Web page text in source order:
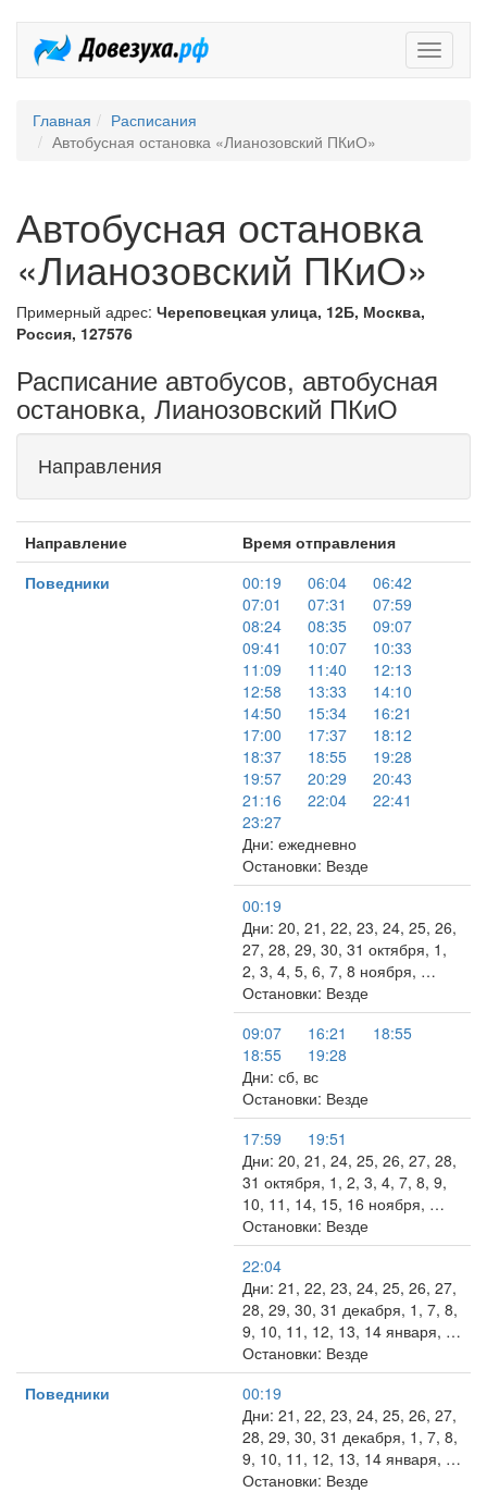
Главная
Расписания
Автобусная остановка «Лианозовский ПКиО»
Автобусная остановка
«Лианозовский ПКиО»
Примерный адрес: Череповецкая улица, 12Б, Москва,
Россия, 127576
Расписание автобусов, автобусная
остановка, Лианозовский ПКиО
Направления
Направление
Время отправления
Поведники
00:19 06:04
06:42
07:01
07:31
07:59
08:24
08:35
09:07
09:41
10:07
10:33
11:09
11:40
12:13
12:58
13:33
14:10
14:50
15:34
16:21
17:00
17:37
18:12
18:37
18:55
19:28
19:57
20:29
20:43
21:16
22:04
22:41
23:27
Дни: ежедневно
Остановки: Везде
00:19
Дни: 20, 21, 22, 23, 24, 25, 26,
27, 28, 29, 30, 31 октября, 1,
2, 3, 4, 5, 6, 7, 8 ноября, …
Остановки: Везде
09:07
16:21
18:55
18:55
19:28
Дни: сб, вс
Остановки: Везде
17:59
19:51
Дни: 20, 21, 24, 25, 26, 27, 28,
31 октября, 1, 2, 3, 4, 7, 8, 9,
10, 11, 14, 15, 16 ноября, …
Остановки: Везде
22:04
Дни: 21, 22, 23, 24, 25, 26, 27,
28, 29, 30, 31 декабря, 1, 7, 8,
9, 10, 11, 12, 13, 14 января, …
Остановки: Везде
Поведники
00:19
Дни: 21, 22, 23, 24, 25, 26, 27,
28, 29, 30, 31 декабря, 1, 7, 8,
9, 10, 11, 12, 13, 14 января, …
Остановки: Везде